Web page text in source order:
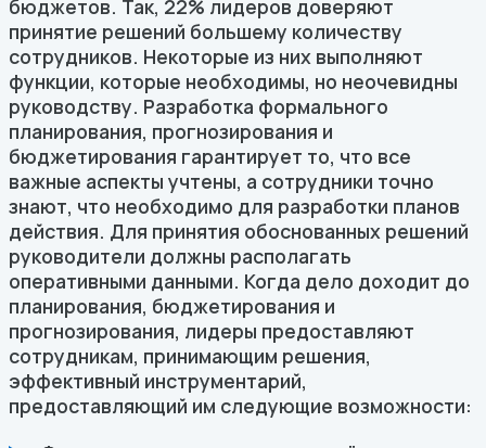
бюджетов. Так, 22% лидеров доверяют
принятие решений большему количеству
сотрудников. Некоторые из них выполняют
функции, которые необходимы, но неочевидны
руководству. Разработка формального
планирования, прогнозирования и
бюджетирования гарантирует то, что все
важные аспекты учтены, а сотрудники точно
знают, что необходимо для разработки планов
действия. Для принятия обоснованных решений
руководители должны располагать
оперативными данными. Когда дело доходит до
планирования, бюджетирования и
прогнозирования, лидеры предоставляют
сотрудникам, принимающим решения,
эффективный инструментарий,
предоставляющий им следующие возможности: